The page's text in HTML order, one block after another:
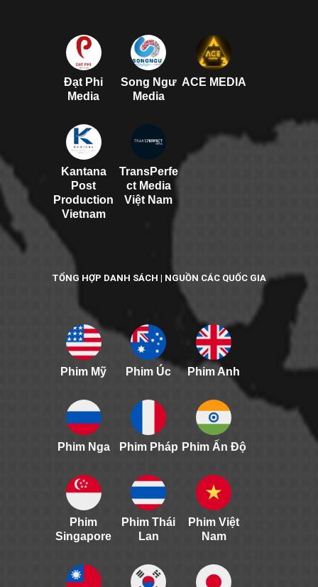
Đạt Phi
Media
Song Ngư
Media
ACE MEDIA
Kantana
Post
Production
Vietnam
TransPerfe
ct Media
Việt Nam
TỔNG HỢP DANH SÁCH | NGUỒN CÁC QUỐC GIA
Phim Mỹ Phim Úc Phim Anh
Phim Nga Phim Pháp Phim Ấn Độ
Phim
Singapore
Phim Thái
Lan
Phim Việt
Nam